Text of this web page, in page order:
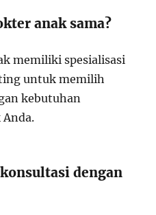
anak sama?
memiliki spesialisasi
untuk memilih
kebutuhan
dengan